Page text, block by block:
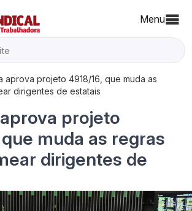
Menu
aprova projeto 4918/16, que muda as
dirigentes de estatais
projeto
muda as regras
dirigentes de